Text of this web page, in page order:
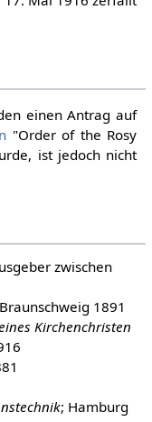
einen Antrag auf
"Order of the Rosy
ist jedoch nicht
zwischen
1891
Kirchenchristen
; Hamburg